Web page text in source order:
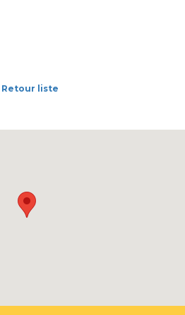
Retour liste